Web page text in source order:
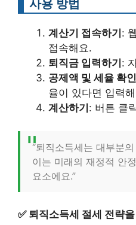
사용 방법
계산기 접속하기 :
접속해요.
퇴직금 입력하기 :
공제액 및 세율 확인
율이 있다면 입력
계산하기 : 버튼 클
“퇴직소득세는 대부분
이는 미래의 재정적 안
요소에요.”
✅ 퇴직소득세 절세 전략